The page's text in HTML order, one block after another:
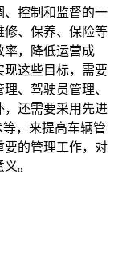
、控制和监督的一
修、保养、保险等
率，降低运营成
现这些目标，需要
、驾驶员管理、
，还需要采用先进
，来提高车辆管
要的管理工作，对
。